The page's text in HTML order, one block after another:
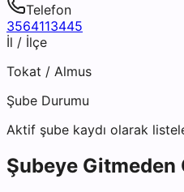
Telefon
3564113445
İl / İlçe
Tokat / Almus
Şube Durumu
Aktif şube kaydı olarak
Şubeye Gitmeden